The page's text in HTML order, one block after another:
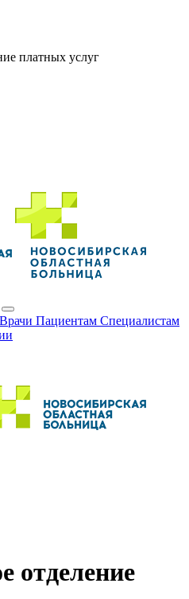
платных услуг
Врачи Пациентам Специалистам
отделение